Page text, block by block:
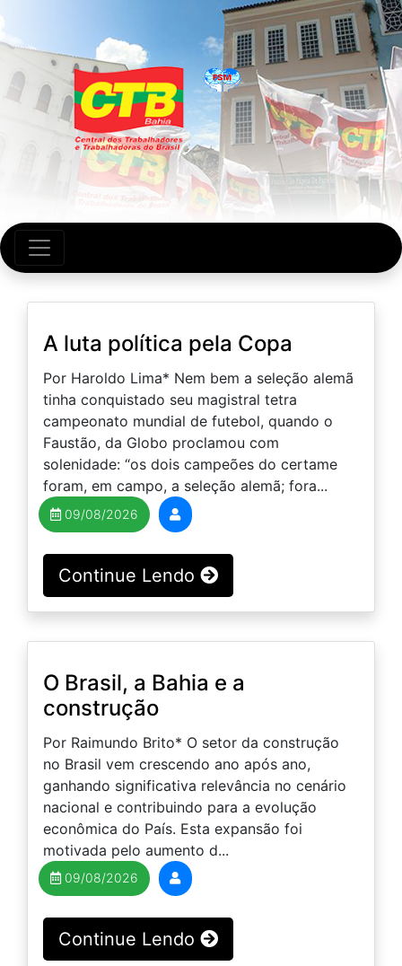
A luta política pela Copa
Por Haroldo Lima* Nem bem a seleção alemã
tinha conquistado seu magistral tetra
campeonato mundial de futebol, quando o
Faustão, da Globo proclamou com
solenidade: “os dois campeões do certame
foram, em campo, a seleção alemã; fora...
09/08/2026
Continue Lendo
O Brasil, a Bahia e a
construção
Por Raimundo Brito* O setor da construção
no Brasil vem crescendo ano após ano,
ganhando significativa relevância no cenário
nacional e contribuindo para a evolução
econômica do País. Esta expansão foi
motivada pelo aumento d...
09/08/2026
Continue Lendo